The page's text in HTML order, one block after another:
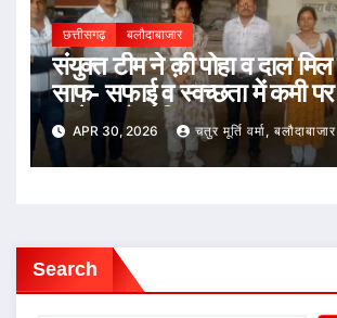
छत्तीसगढ़ बलौदाबाजार
संयुक्त टीम ने क़ी पोहा व दाल
साफ- सफाई व स्वच्छता में कमी पर
पल्सेस को नोटिस
APR 30, 2026 चतुर मूर्ति वर्मा, बलौदाबाजार
Search